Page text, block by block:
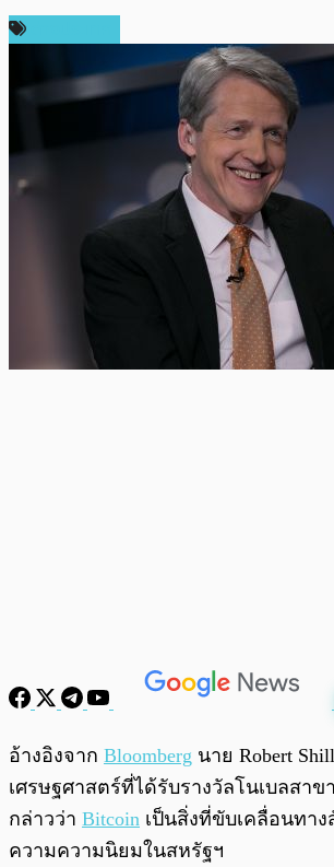
อ้างอิงจาก Bloomberg นาย Robert
เศรษฐศาสตร์ที่ได้รับรางวัลโนเบลสาข
กล่าวว่า Bitcoin เป็นสิ่งที่ขับเคลื่อนทา
ความความนิยมในสหรัฐฯ